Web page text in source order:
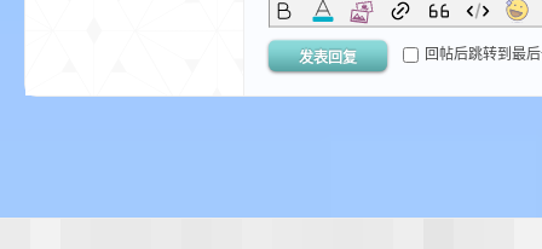
发表回复 回帖后跳转到最